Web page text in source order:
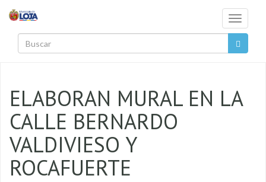
Toggle
ELABORAN MURAL EN LA
CALLE BERNARDO
VALDIVIESO Y
ROCAFUERTE